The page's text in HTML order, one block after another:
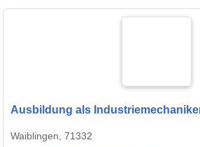
Ausbildung als
Waiblingen, 71332